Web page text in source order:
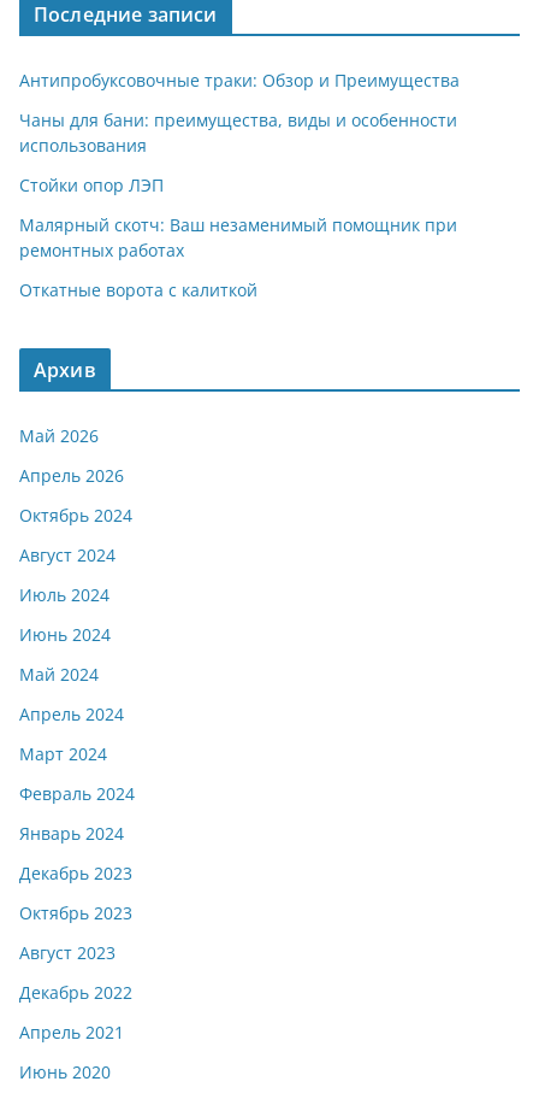
Последние записи
Антипробуксовочные траки: Обзор и Преимущества
Чаны для бани: преимущества, виды и особенности
использования
Стойки опор ЛЭП
Малярный скотч: Ваш незаменимый помощник при
ремонтных работах
Откатные ворота с калиткой
Архив
Май 2026
Апрель 2026
Октябрь 2024
Август 2024
Июль 2024
Июнь 2024
Май 2024
Апрель 2024
Март 2024
Февраль 2024
Январь 2024
Декабрь 2023
Октябрь 2023
Август 2023
Декабрь 2022
Апрель 2021
Июнь 2020